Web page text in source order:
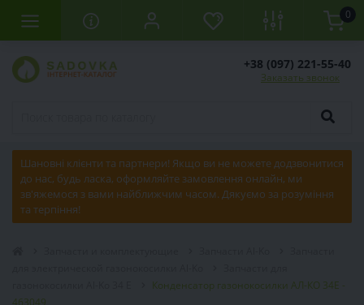
0
+38 (097) 221-55-40
Заказать звонок
Шановні клієнти та партнери! Якщо ви не можете додзвонитися
до нас, будь ласка, оформляйте замовлення онлайн, ми
зв'яжемося з вами найближчим часом. Дякуємо за розуміння
та терпіння!
Конденсатор газонокосилки АЛ-КО 34Е -
463049